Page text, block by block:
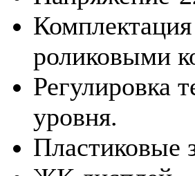
роликовыми
Регулировка
уровня.
Пластиковые